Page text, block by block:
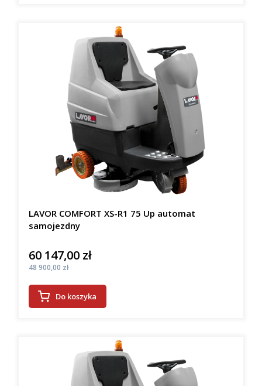
LAVOR COMFORT XS-R1 75 Up automat
samojezdny
Cena
60 147,00 zł
Cena
48 900,00 zł
Do koszyka